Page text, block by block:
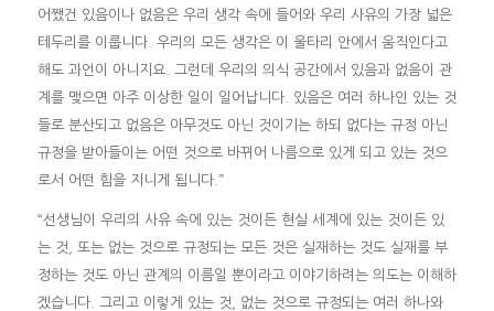
어쨌건 있음이나 없음은 우리 생각 속에 들어와 우리 사유의 가장 넓은
테두리를 이룹니다. 우리의 모든 생각은 이 울타리 안에서 움직인다고
해도 과언이 아니지요. 그런데 우리의 의식 공간에서 있음과 없음이 관
계를 맺으면 아주 이상한 일이 일어납니다. 있음은 여러 하나인 있는 것
들로 분산되고 없음은 아무것도 아닌 것이기는 하되 없다는 규정 아닌
규정을 받아들이는 어떤 것으로 바뀌어 나름으로 있게 되고 있는 것으
로서 어떤 힘을 지니게 됩니다.”
“선생님이 우리의 사유 속에 있는 것이든 현실 세계에 있는 것이든 있
는 것, 또는 없는 것으로 규정되는 모든 것은 실재하는 것도 실재를 부
정하는 것도 아닌 관계의 이름일 뿐이라고 이야기하려는 의도는 이해하
겠습니다. 그리고 이렇게 있는 것, 없는 것으로 규정되는 여러 하나와